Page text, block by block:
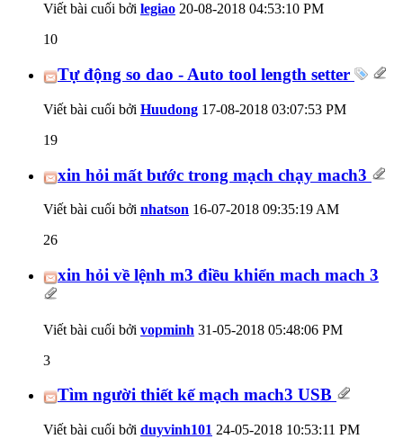
Viết bài cuối bởi legiao 20-08-2018 04:53:10 PM
10
Tự động so dao - Auto tool length setter
Viết bài cuối bởi Huudong 17-08-2018 03:07:53 PM
19
xin hỏi mất bước trong mạch chạy mach3
Viết bài cuối bởi nhatson 16-07-2018 09:35:19 AM
26
xin hỏi về lệnh m3 điều khiển mach mach 3
Viết bài cuối bởi vopminh 31-05-2018 05:48:06 PM
3
Tìm người thiết kế mạch mach3 USB
Viết bài cuối bởi duyvinh101 24-05-2018 10:53:11 PM